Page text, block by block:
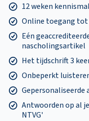
12 weken
Online toegang
Eén
nascholingsartikel
Het tijdschrift 3
Onbeperkt
Antwoorden op al
NTVG'